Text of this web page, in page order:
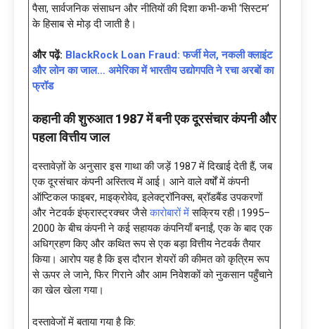
पैसा, सार्वजनिक संसाधन और नीतियों की दिशा कभी-कभी ‘सिस्टम’
के हिसाब से मोड़ दी जाती है।
और पढ़ें: BlackRock Loan Fraud: फर्जी मेल, नकली क्लाइंट
और लोन का जाल… अमेरिका में भारतीय उद्योगपति ने रचा अरबों का
फ्रॉड
कहानी की शुरुआत 1987 में बनी एक दूरसंचार कंपनी और
पहला वित्तीय जाल
दस्तावेज़ों के अनुसार इस गाथा की जड़ें 1987 में दिखाई देती हैं, जब
एक दूरसंचार कंपनी अस्तित्व में आई। आने वाले वर्षों में कंपनी
ऑप्टिकल फाइबर, माइक्रोवेव, इलेक्ट्रॉनिक्स, ब्रॉडबैंड उपकरणों
और नेटवर्क इंफ्रास्ट्रक्चर जैसेकारोबारों मेंसक्रिय रही।1995–
2000 के बीच कंपनी ने कई सहायक कंपनियाँ बनाईं, एक के बाद एक
अधिग्रहण किए और कथित रूप से एक बड़ा वित्तीय नेटवर्क तैयार
किया। आरोप यह है कि इस दौरान शेयरों की कीमत को कृत्रिम रूप
से ऊपर ले जाने, फिर गिराने और आम निवेशकों को नुकसान पहुँचाने
का खेल खेला गया।
दस्तावेजों में बताया गया है कि: